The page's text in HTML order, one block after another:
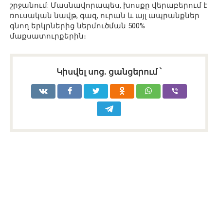
շրջանում: Մասնավորապես, խոսքը վերաբերում է
ռուսական նավթ, գազ, ուրան և այլ ապրանքներ
գնող երկրներից ներմուծման 500%
մաքսատուրքերին։
Կիսվել սոց․ ցանցերում ՝